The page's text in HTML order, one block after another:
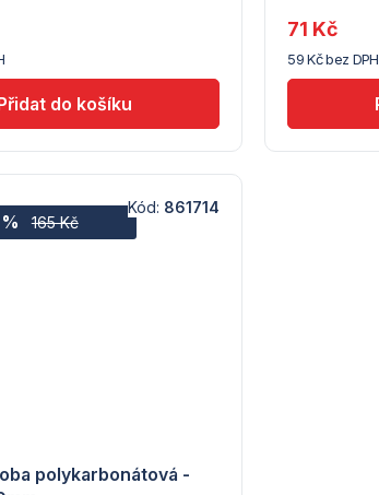
dodavatele
(7) -
Hendi
59 Kč bez DPH
71 Kč
165 Kč
polykarbonátová -
Kód: 861714